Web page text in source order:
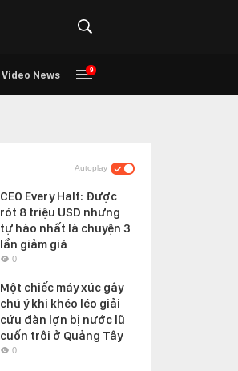
Video News 9
Autoplay
CEO Every Half: Được
rót 8 triệu USD nhưng
tự hào nhất là chuyện 3
lần giảm giá
0
Một chiếc máy xúc gây
chú ý khi khéo léo giải
cứu đàn lợn bị nước lũ
cuốn trôi ở Quảng Tây
0